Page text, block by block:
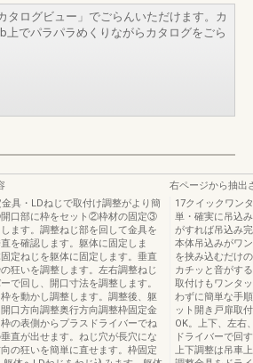
タログビュー」でごらんいただけます。カ
上でパラパラめくりながらカタログをごら
具・LDねじで取付け調整がより簡
口部に枠をセット②枠材の固定③
ます。調整ねじ部を回して金具を
を確認します。躯体に固定しま
定ねじを躯体に固定します。垂直
狂いを調整します。左右調整ねじ
で回し、開口寸法を調整します。
を動かし調整します。調整後、躯
口方向調整奥行方向調整枠固定金
の表側からプラスドライバーでね
直が出せます。ねじ穴が長穴にな
の狂いを簡単に直せます。枠固定
右ページから抽出
17クイックワン
単・確実に吊込
がすれば吊込み
本体吊込みがワ
を挟み込むだけ
カチッと音がす
取付けもワンタ
わずに簡単な手
ット開き戸扉取
OK。上下、左右
ドライバーで回
上下調整は吊車